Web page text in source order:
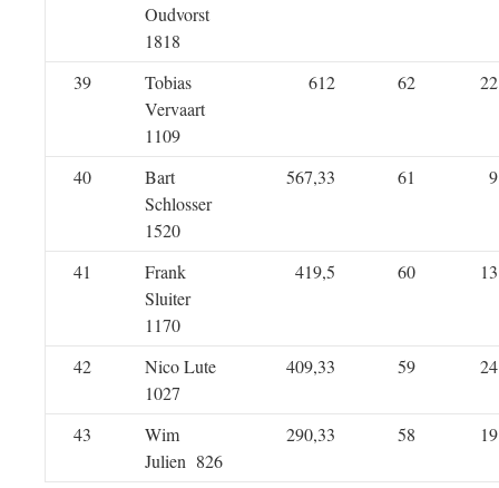
Oudvorst
1818
39
Tobias
Vervaart
1109
612 62 22
40
Bart
Schlosser
1520
567,33 61 9
41
Frank
Sluiter
1170
419,5 60 13
42
Nico Lute
1027
409,33 59 24
43
Wim
Julien 826
290,33 58 19